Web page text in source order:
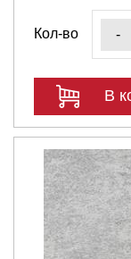
Кол-во -
В